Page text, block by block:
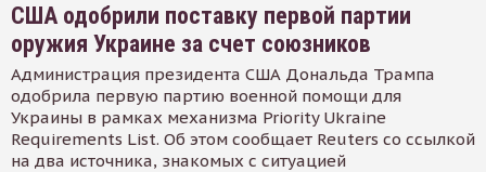
США одобрили поставку первой партии
оружия Украине за счет союзников
Администрация президента США Дональда Трампа
одобрила первую партию военной помощи для
Украины в рамках механизма Priority Ukraine
Requirements List. Об этом сообщает Reuters со ссылкой
на два источника, знакомых с ситуацией